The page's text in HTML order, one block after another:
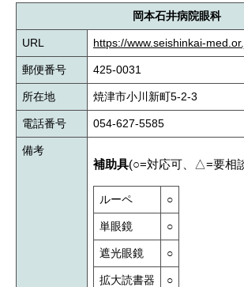
岡本石井病院眼科
URL https://www.seishinkai-
郵便番号 425-0031
所在地 焼津市小川新町5-2-3
電話番号 054-627-5585
備考
補助具(○=対応可、△=要相
ルーペ ○
単眼鏡 ○
遮光眼鏡 ○
拡大読書器 ○